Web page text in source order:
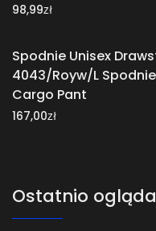
98,99zł
Spodnie Unisex
4043/Royw/L
Cargo Pant
167,00zł
Ostatnio